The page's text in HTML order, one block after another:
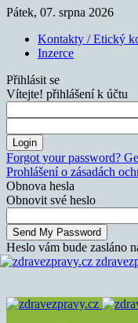
Pátek, 07. srpna 2026
Kontakty / Etický
Inzerce
Přihlásit se
Vítejte! přihlášení k účtu
Forgot your password?
Prohlášení o zásadách
Obnova hesla
Obnovit své heslo
Heslo vám bude zasláno